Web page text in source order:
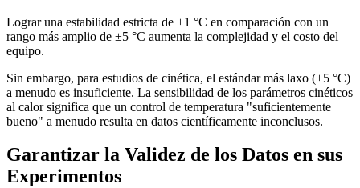
Lograr una estabilidad estricta de ±1 °C en comparación con un
rango más amplio de ±5 °C aumenta la complejidad y el costo del
equipo.
Sin embargo, para estudios de cinética, el estándar más laxo (±5 °C)
a menudo es insuficiente. La sensibilidad de los parámetros cinéticos
al calor significa que un control de temperatura "suficientemente
bueno" a menudo resulta en datos científicamente inconclusos.
Garantizar la Validez de los Datos en sus
Experimentos